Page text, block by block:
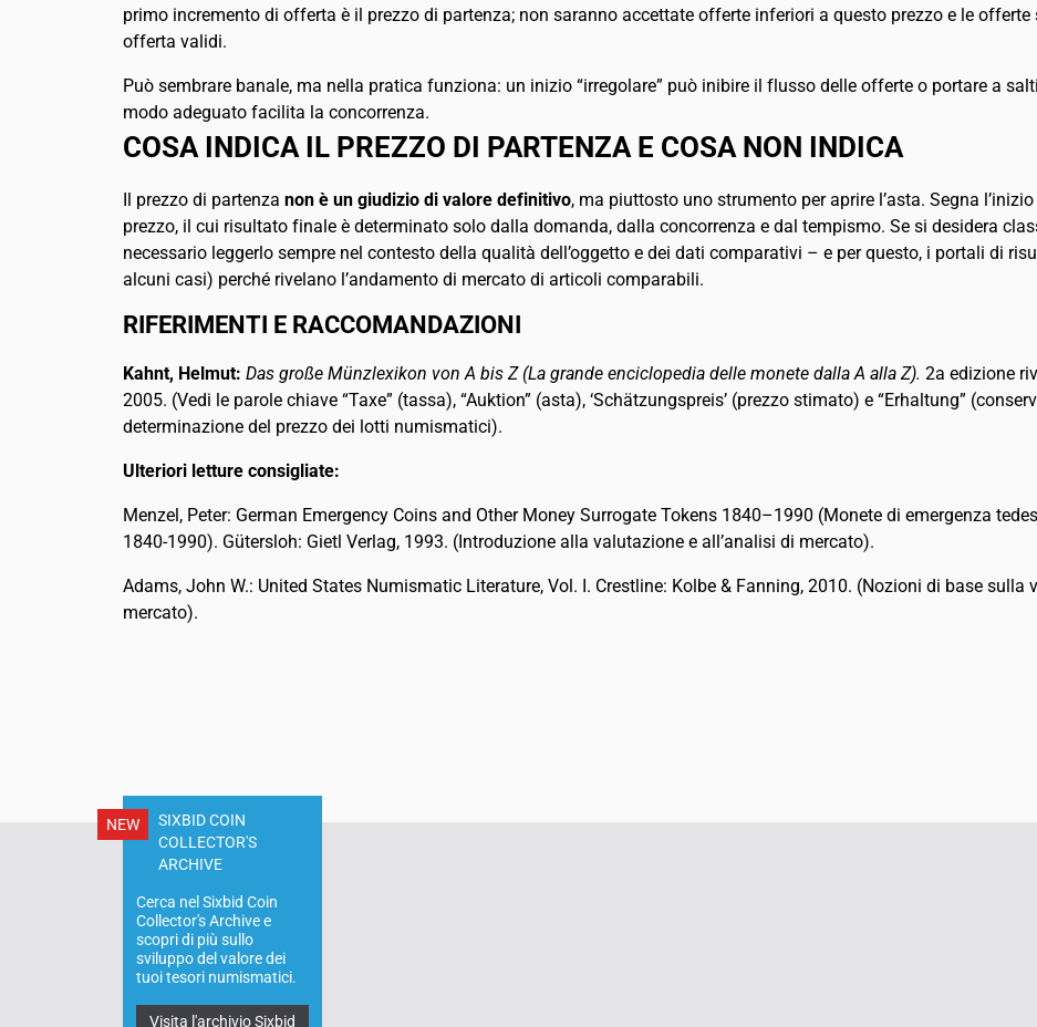
primo incremento di offerta è il prezzo di partenza; non saranno accettate offerte inferiori a questo prezzo e le
offerta validi.
Può sembrare banale, ma nella pratica funziona: un inizio “irregolare” può inibire il flusso delle offerte o portare a
modo adeguato facilita la concorrenza.
COSA INDICA IL PREZZO DI PARTENZA E COSA NON INDICA
Il prezzo di partenza non è un giudizio di valore definitivo, ma piuttosto uno strumento per aprire l’asta. Segna
prezzo, il cui risultato finale è determinato solo dalla domanda, dalla concorrenza e dal tempismo. Se si desidera
necessario leggerlo sempre nel contesto della qualità dell’oggetto e dei dati comparativi – e per questo, i portali di
alcuni casi) perché rivelano l’andamento di mercato di articoli comparabili.
RIFERIMENTI E RACCOMANDAZIONI
Kahnt, Helmut: Das große Münzlexikon von A bis Z (La grande enciclopedia delle monete dalla A alla Z). 2a edizione
2005. (Vedi le parole chiave “Taxe” (tassa), “Auktion” (asta), ‘Schätzungspreis’ (prezzo stimato) e “Erhaltung”
determinazione del prezzo dei lotti numismatici).
Ulteriori letture consigliate:
Menzel, Peter: German Emergency Coins and Other Money Surrogate Tokens 1840–1990 (Monete di emergenza
1840-1990). Gütersloh: Gietl Verlag, 1993. (Introduzione alla valutazione e all’analisi di mercato).
Adams, John W.: United States Numismatic Literature, Vol. I. Crestline: Kolbe & Fanning, 2010. (Nozioni di base
mercato).
NEW
SIXBID COIN
COLLECTOR'S
ARCHIVE
Cerca nel Sixbid Coin
Collector's Archive e
scopri di più sullo
sviluppo del valore dei
tuoi tesori numismatici.
Visita l'archivio Sixbid